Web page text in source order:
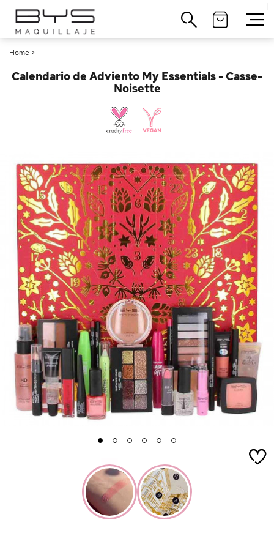
|
Home >
Calendario de Adviento My Essentials - Casse-
Noisette
1 2 3 4 5 6
Cerrar